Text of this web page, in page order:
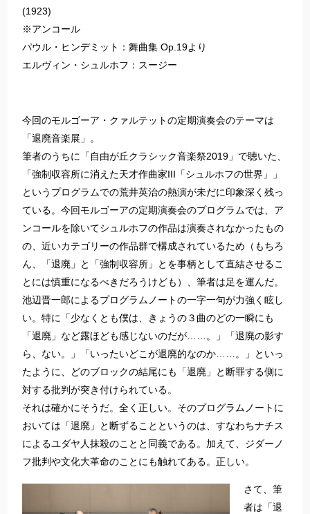
(1923)
※アンコール
パウル・ヒンデミット：舞曲集 Op.19より
エルヴィン・シュルホフ：スージー
今回のモルゴーア・クァルテットの定期演奏会のテーマは
「退廃音楽展」。
筆者のうちに「自由が丘クラシック音楽祭2019」で聴いた、
「強制収容所に消えた天才作曲家III「シュルホフの世界」」
というプログラムでの荒井英治の熱演が未だに印象深く残っ
ている。今回モルゴーアの定期演奏会のプログラムでは、ア
ンコールを除いてシュルホフの作品は演奏されなかったもの
の、近いカテゴリーの作品群で構成されているため（もちろ
ん、「退廃」と「強制収容所」とを事柄として直結させるこ
とには慎重になるべきだろうけども）、筆者は足を運んだ。
池辺晋一郎によるプログラムノートの一字一句が力強く眩し
い。特に「少なくとも僕は、きょうの３曲のどの一瞬にも
「退廃」など露ほども感じないのだが……。」「退廃の影す
ら、ない。」「いったいどこが退廃的なのか……。」といっ
たように、どのブロックの結尾にも「退廃」と断罪する側に
対する批判が突き付けられている。
それは確かにそうだ。全く正しい。そのプログラムノートに
おいては「退廃」と断ずることというのは、すなわちナチス
によるユダヤ人抹殺のことと同義である。加えて、ジダーノ
フ批判や文化大革命のことにも触れてある。正しい。
さて、筆
者は「退